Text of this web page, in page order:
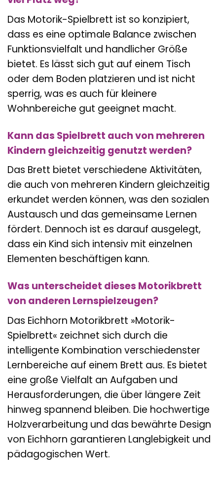
Das Motorik-Spielbrett ist so konzipiert,
dass es eine optimale Balance zwischen
Funktionsvielfalt und handlicher Größe
bietet. Es lässt sich gut auf einem Tisch
oder dem Boden platzieren und ist nicht
sperrig, was es auch für kleinere
Wohnbereiche gut geeignet macht.
Kann das Spielbrett auch von mehreren
Kindern gleichzeitig genutzt werden?
Das Brett bietet verschiedene Aktivitäten,
die auch von mehreren Kindern gleichzeitig
erkundet werden können, was den sozialen
Austausch und das gemeinsame Lernen
fördert. Dennoch ist es darauf ausgelegt,
dass ein Kind sich intensiv mit einzelnen
Elementen beschäftigen kann.
Was unterscheidet dieses Motorikbrett
von anderen Lernspielzeugen?
Das Eichhorn Motorikbrett »Motorik-
Spielbrett« zeichnet sich durch die
intelligente Kombination verschiedenster
Lernbereiche auf einem Brett aus. Es bietet
eine große Vielfalt an Aufgaben und
Herausforderungen, die über längere Zeit
hinweg spannend bleiben. Die hochwertige
Holzverarbeitung und das bewährte Design
von Eichhorn garantieren Langlebigkeit und
pädagogischen Wert.